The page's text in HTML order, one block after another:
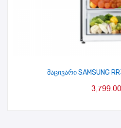
მაცივარი SAMSUNG
3,799.00